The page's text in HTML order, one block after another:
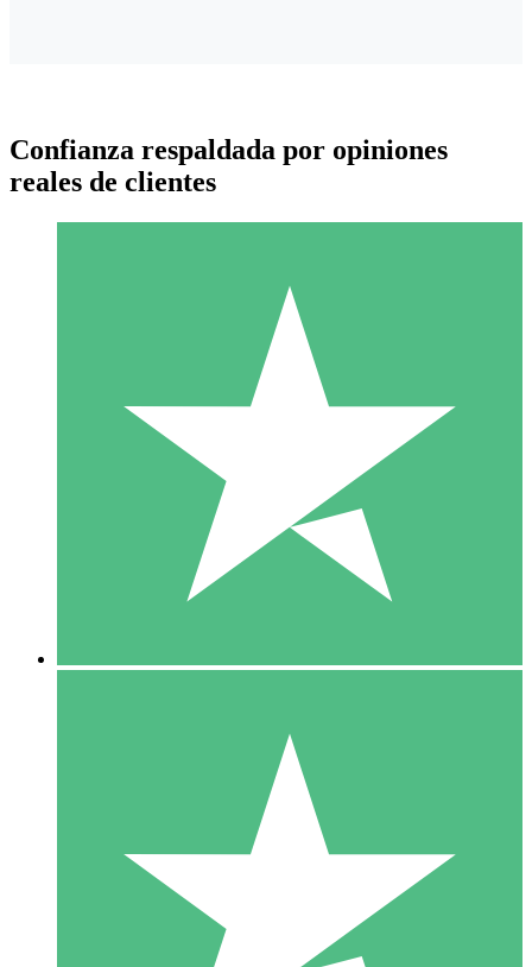
Paquetes de Créditos Individuales
Paga según el uso con créditos de descarga. Sin compromiso
10 00
10 Descargas
20 00
Confianza respaldada por opiniones
reales de clientes